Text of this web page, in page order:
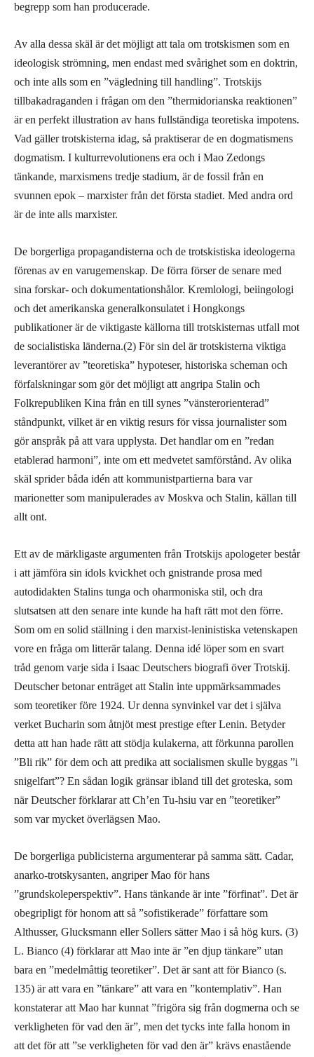
begrepp som han producerade.
Av alla dessa skäl är det möjligt att tala om trotskismen som en
ideologisk strömning, men endast med svårighet som en doktrin,
och inte alls som en ”vägledning till handling”. Trotskijs
tillbakadraganden i frågan om den ”thermidorianska reaktionen”
är en perfekt illustration av hans fullständiga teoretiska impotens.
Vad gäller trotskisterna idag, så praktiserar de en dogmatismens
dogmatism. I kulturrevolutionens era och i Mao Zedongs
tänkande, marxismens tredje stadium, är de fossil från en
svunnen epok – marxister från det första stadiet. Med andra ord
är de inte alls marxister.
De borgerliga propagandisterna och de trotskistiska ideologerna
förenas av en varugemenskap. De förra förser de senare med
sina forskar- och dokumentationshålor. Kremlologi, beiingologi
och det amerikanska generalkonsulatet i Hongkongs
publikationer är de viktigaste källorna till trotskisternas utfall mot
de socialistiska länderna.(2) För sin del är trotskisterna viktiga
leverantörer av ”teoretiska” hypoteser, historiska scheman och
förfalskningar som gör det möjligt att angripa Stalin och
Folkrepubliken Kina från en till synes ”vänsterorienterad”
ståndpunkt, vilket är en viktig resurs för vissa journalister som
gör anspråk på att vara upplysta. Det handlar om en ”redan
etablerad harmoni”, inte om ett medvetet samförstånd. Av olika
skäl sprider båda idén att kommunistpartierna bara var
marionetter som manipulerades av Moskva och Stalin, källan till
allt ont.
Ett av de märkligaste argumenten från Trotskijs apologeter består
i att jämföra sin idols kvickhet och gnistrande prosa med
autodidakten Stalins tunga och oharmoniska stil, och dra
slutsatsen att den senare inte kunde ha haft rätt mot den förre.
Som om en solid ställning i den marxist-leninistiska vetenskapen
vore en fråga om litterär talang. Denna idé löper som en svart
tråd genom varje sida i Isaac Deutschers biografi över Trotskij.
Deutscher betonar enträget att Stalin inte uppmärksammades
som teoretiker före 1924. Ur denna synvinkel var det i själva
verket Bucharin som åtnjöt mest prestige efter Lenin. Betyder
detta att han hade rätt att stödja kulakerna, att förkunna parollen
”Bli rik” för dem och att predika att socialismen skulle byggas ”i
snigelfart”? En sådan logik gränsar ibland till det groteska, som
när Deutscher förklarar att Ch’en Tu-hsiu var en ”teoretiker”
som var mycket överlägsen Mao.
De borgerliga publicisterna argumenterar på samma sätt. Cadar,
anarko-trotskysanten, angriper Mao för hans
”grundskoleperspektiv”. Hans tänkande är inte ”förfinat”. Det är
obegripligt för honom att så ”sofistikerade” författare som
Althusser, Glucksmann eller Sollers sätter Mao i så hög kurs. (3)
L. Bianco (4) förklarar att Mao inte är ”en djup tänkare” utan
bara en ”medelmåttig teoretiker”. Det är sant att för Bianco (s.
135) är att vara en ”tänkare” att vara en ”kontemplativ”. Han
konstaterar att Mao har kunnat ”frigöra sig från dogmerna och se
verkligheten för vad den är”, men det tycks inte falla honom in
att det för att ”se verkligheten för vad den är” krävs enastående